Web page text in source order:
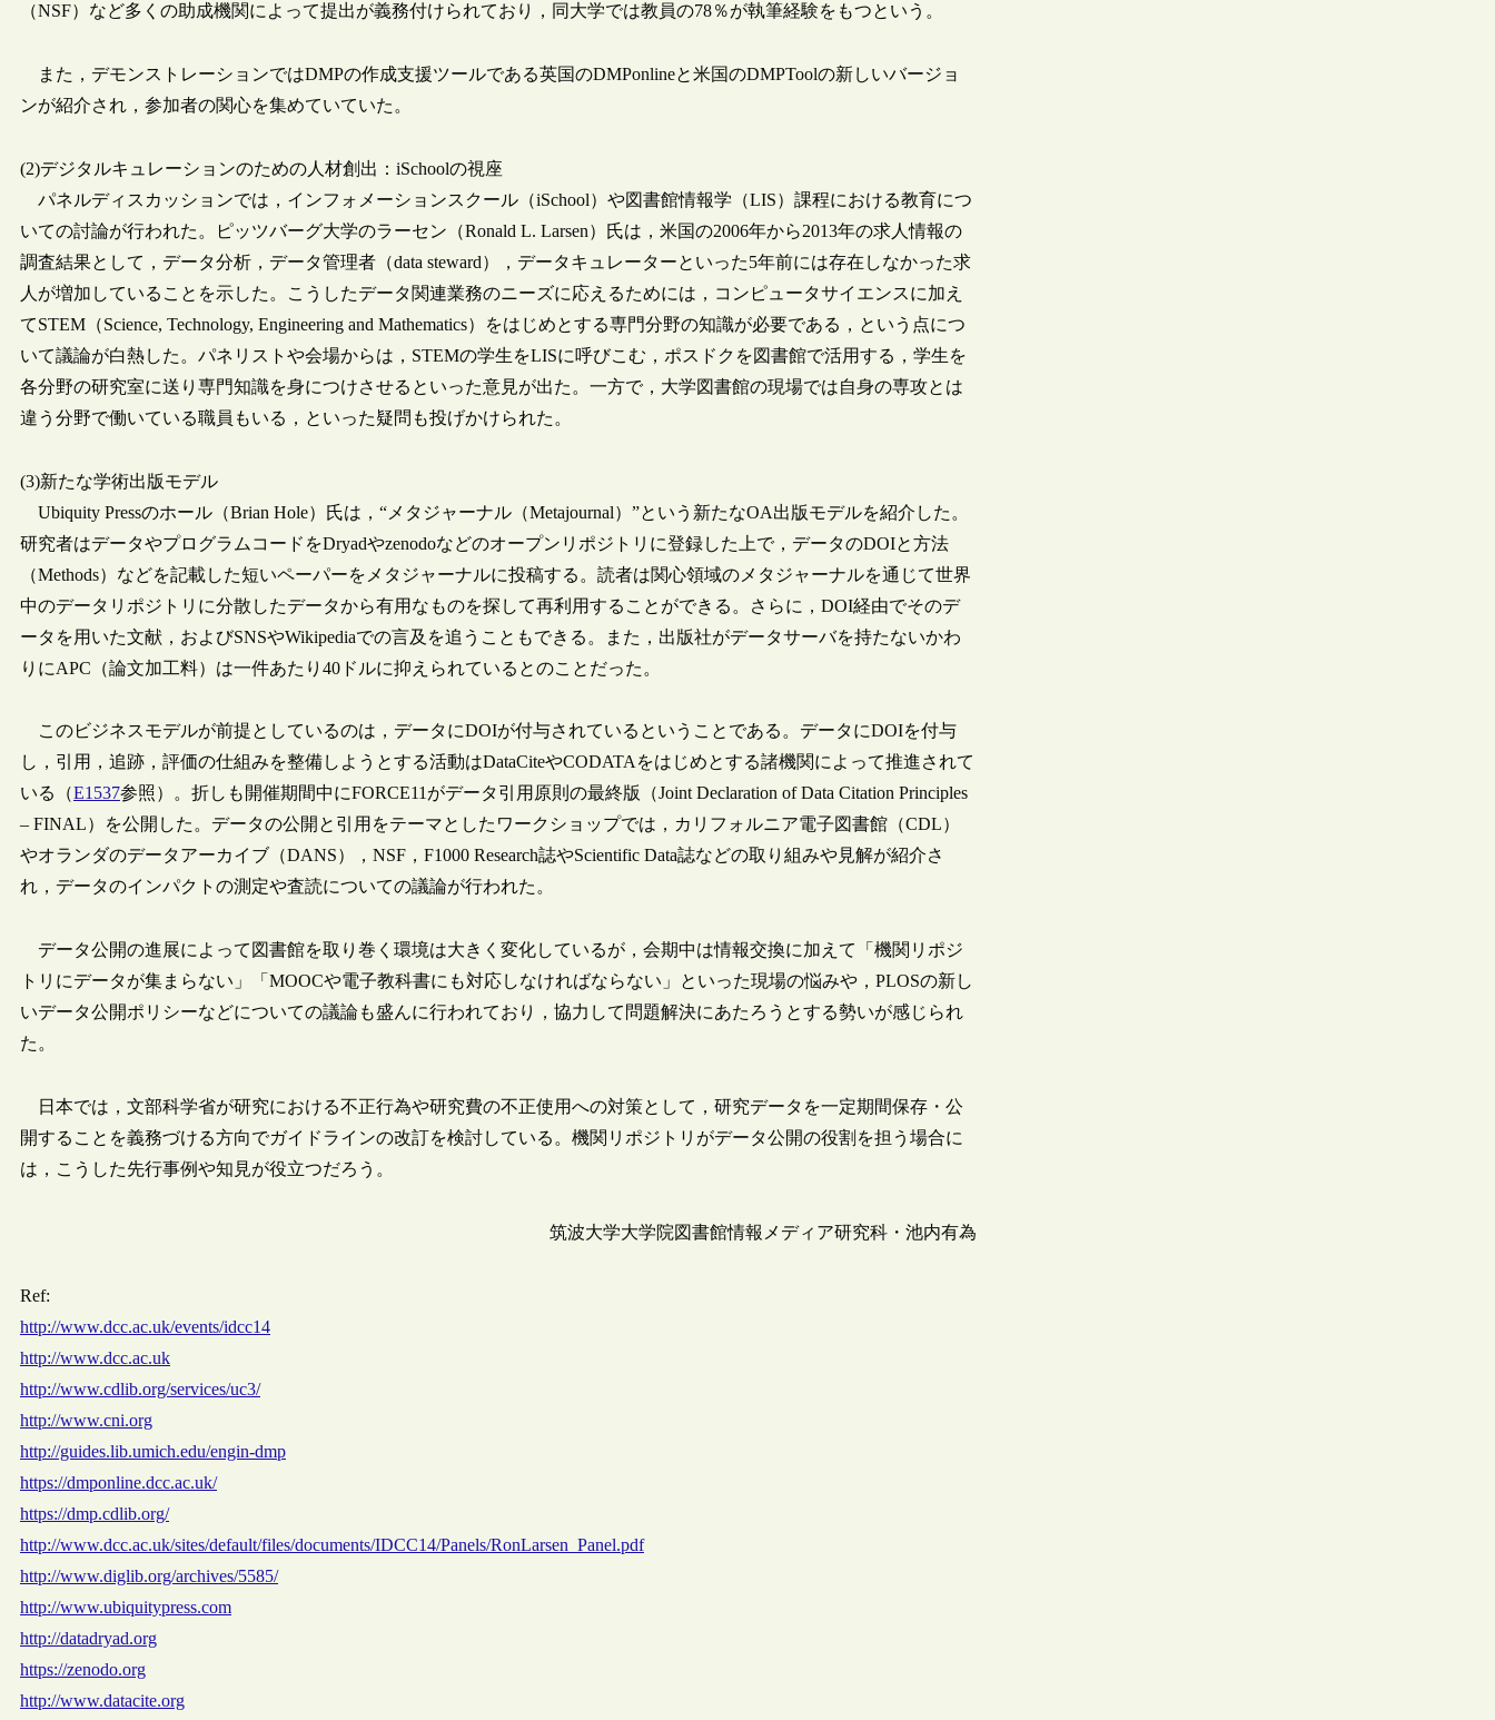
（NSF）など多くの助成機関によって提出が義務付けられており，同大学では教員の78％が執筆経験をもつという。
また，デモンストレーションではDMPの作成支援ツールである英国のDMPonlineと米国のDMPToolの新しいバージョ
ンが紹介され，参加者の関心を集めていていた。
(2)デジタルキュレーションのための人材創出：iSchoolの視座
パネルディスカッションでは，インフォメーションスクール（iSchool）や図書館情報学（LIS）課程における教育につ
いての討論が行われた。ピッツバーグ大学のラーセン（Ronald L. Larsen）氏は，米国の2006年から2013年の求人情報の
調査結果として，データ分析，データ管理者（data steward），データキュレーターといった5年前には存在しなかった求
人が増加していることを示した。こうしたデータ関連業務のニーズに応えるためには，コンピュータサイエンスに加え
てSTEM（Science, Technology, Engineering and Mathematics）をはじめとする専門分野の知識が必要である，という点につ
いて議論が白熱した。パネリストや会場からは，STEMの学生をLISに呼びこむ，ポスドクを図書館で活用する，学生を
各分野の研究室に送り専門知識を身につけさせるといった意見が出た。一方で，大学図書館の現場では自身の専攻とは
違う分野で働いている職員もいる，といった疑問も投げかけられた。
(3)新たな学術出版モデル
Ubiquity Pressのホール（Brian Hole）氏は，“メタジャーナル（Metajournal）”という新たなOA出版モデルを紹介した。
研究者はデータやプログラムコードをDryadやzenodoなどのオープンリポジトリに登録した上で，データのDOIと方法
（Methods）などを記載した短いペーパーをメタジャーナルに投稿する。読者は関心領域のメタジャーナルを通じて世界
中のデータリポジトリに分散したデータから有用なものを探して再利用することができる。さらに，DOI経由でそのデ
ータを用いた文献，およびSNSやWikipediaでの言及を追うこともできる。また，出版社がデータサーバを持たないかわ
りにAPC（論文加工料）は一件あたり40ドルに抑えられているとのことだった。
このビジネスモデルが前提としているのは，データにDOIが付与されているということである。データにDOIを付与
し，引用，追跡，評価の仕組みを整備しようとする活動はDataCiteやCODATAをはじめとする諸機関によって推進されて
いる（E1537参照）。折しも開催期間中にFORCE11がデータ引用原則の最終版（Joint Declaration of Data Citation Principles
– FINAL）を公開した。データの公開と引用をテーマとしたワークショップでは，カリフォルニア電子図書館（CDL）
やオランダのデータアーカイブ（DANS），NSF，F1000 Research誌やScientific Data誌などの取り組みや見解が紹介さ
れ，データのインパクトの測定や査読についての議論が行われた。
データ公開の進展によって図書館を取り巻く環境は大きく変化しているが，会期中は情報交換に加えて「機関リポジ
トリにデータが集まらない」「MOOCや電子教科書にも対応しなければならない」といった現場の悩みや，PLOSの新し
いデータ公開ポリシーなどについての議論も盛んに行われており，協力して問題解決にあたろうとする勢いが感じられ
た。
日本では，文部科学省が研究における不正行為や研究費の不正使用への対策として，研究データを一定期間保存・公
開することを義務づける方向でガイドラインの改訂を検討している。機関リポジトリがデータ公開の役割を担う場合に
は，こうした先行事例や知見が役立つだろう。
筑波大学大学院図書館情報メディア研究科・池内有為
Ref:
http://www.dcc.ac.uk/events/idcc14
http://www.dcc.ac.uk
http://www.cdlib.org/services/uc3/
http://www.cni.org
http://guides.lib.umich.edu/engin-dmp
https://dmponline.dcc.ac.uk/
https://dmp.cdlib.org/
http://www.dcc.ac.uk/sites/default/files/documents/IDCC14/Panels/RonLarsen_Panel.pdf
http://www.diglib.org/archives/5585/
http://www.ubiquitypress.com
http://datadryad.org
https://zenodo.org
http://www.datacite.org